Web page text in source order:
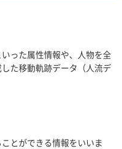
った属性情報や、人物を全
た移動軌跡データ（人流デ
とができる情報をいいま